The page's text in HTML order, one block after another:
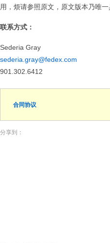
用，烦请参照原文，原文版本乃唯一
联系方式：
Sederia Gray
sederia.gray@fedex.com
901.302.6412
合同协议
分享到：